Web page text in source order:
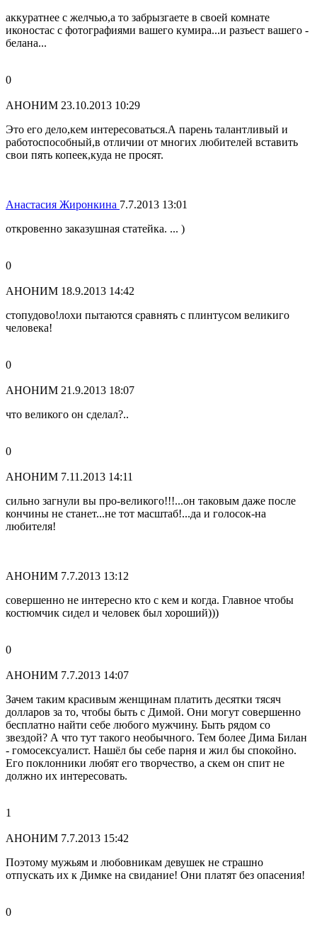
аккуратнее с желчью,а то забрызгаете в своей комнате
иконостас с фотографиями вашего кумира...и разъест вашего -
белана...
0
АНОНИМ 23.10.2013 10:29
Это его дело,кем интересоваться.А парень талантливый и
работоспособный,в отличии от многих любителей вставить
свои пять копеек,куда не просят.
Анастасия Жиронкина 7.7.2013 13:01
откровенно заказушная статейка. ... )
0
АНОНИМ 18.9.2013 14:42
стопудово!лохи пытаются сравнять с плинтусом великиго
человека!
0
АНОНИМ 21.9.2013 18:07
что великого он сделал?..
0
АНОНИМ 7.11.2013 14:11
сильно загнули вы про-великого!!!...он таковым даже после
кончины не станет...не тот масштаб!...да и голосок-на
любителя!
АНОНИМ 7.7.2013 13:12
совершенно не интересно кто с кем и когда. Главное чтобы
костюмчик сидел и человек был хороший)))
0
АНОНИМ 7.7.2013 14:07
Зачем таким красивым женщинам платить десятки тясяч
долларов за то, чтобы быть с Димой. Они могут совершенно
бесплатно найти себе любого мужчину. Быть рядом со
звездой? А что тут такого необычного. Тем более Дима Билан
- гомосексуалист. Нашёл бы себе парня и жил бы спокойно.
Его поклонники любят его творчество, а скем он спит не
должно их интересовать.
1
АНОНИМ 7.7.2013 15:42
Поэтому мужьям и любовникам девушек не страшно
отпускать их к Димке на свидание! Они платят без опасения!
0